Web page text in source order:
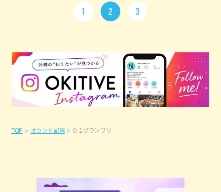
1 2 3
TOP オウンド記事 O-1グランプリ